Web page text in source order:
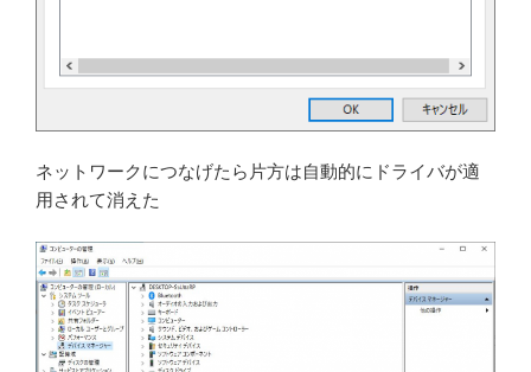
ネットワークにつなげたら片方は自動的にドライバが適
用されて消えた